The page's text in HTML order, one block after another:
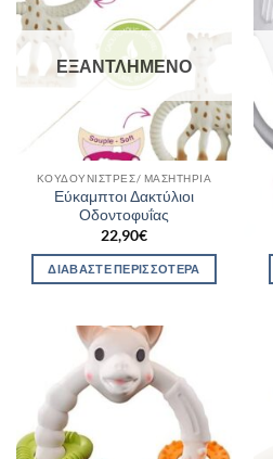
ΕΞΑΝΤΛΗΜΈΝΟ
ΚΟΥΔΟΥΝΊΣΤΡΕΣ/ ΜΑΣΗΤΉΡΙΑ
Εύκαμπτοι Δακτύλιοι
Οδοντοφυΐας
22,90€
ΔΙΑΒΆΣΤΕ ΠΕΡΙΣΣΌΤΕΡΑ